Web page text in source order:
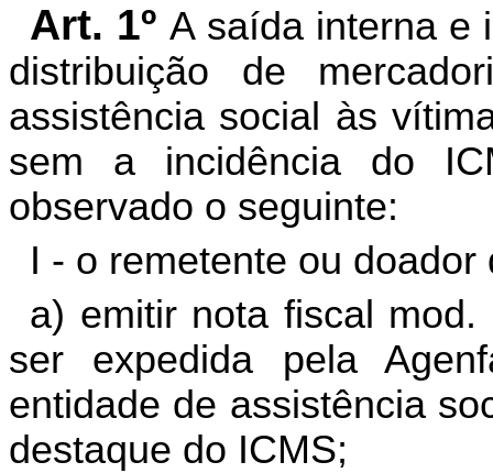
Art. 1ºA saída interna e
distribuição de
assistência social às
sem a incidência do
observado o seguinte:
I - o remetente ou doador
a) emitir nota fiscal
ser expedida pela
entidade de assistência
destaque do ICMS;